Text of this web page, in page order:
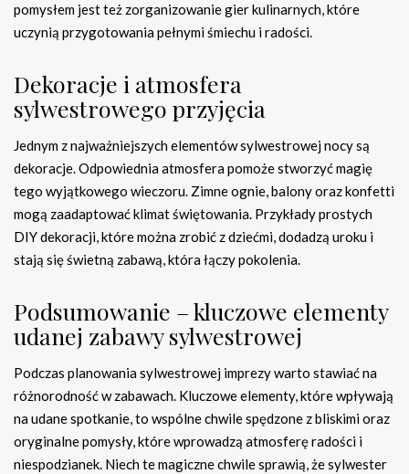
pomysłem jest też zorganizowanie gier kulinarnych, które
uczynią przygotowania pełnymi śmiechu i radości.
Dekoracje i atmosfera
sylwestrowego przyjęcia
Jednym z najważniejszych elementów sylwestrowej nocy są
dekoracje. Odpowiednia atmosfera pomoże stworzyć magię
tego wyjątkowego wieczoru. Zimne ognie, balony oraz konfetti
mogą zaadaptować klimat świętowania. Przykłady prostych
DIY dekoracji, które można zrobić z dziećmi, dodadzą uroku i
stają się świetną zabawą, która łączy pokolenia.
Podsumowanie – kluczowe elementy
udanej zabawy sylwestrowej
Podczas planowania sylwestrowej imprezy warto stawiać na
różnorodność w zabawach. Kluczowe elementy, które wpływają
na udane spotkanie, to wspólne chwile spędzone z bliskimi oraz
oryginalne pomysły, które wprowadzą atmosferę radości i
niespodzianek. Niech te magiczne chwile sprawią, że sylwester